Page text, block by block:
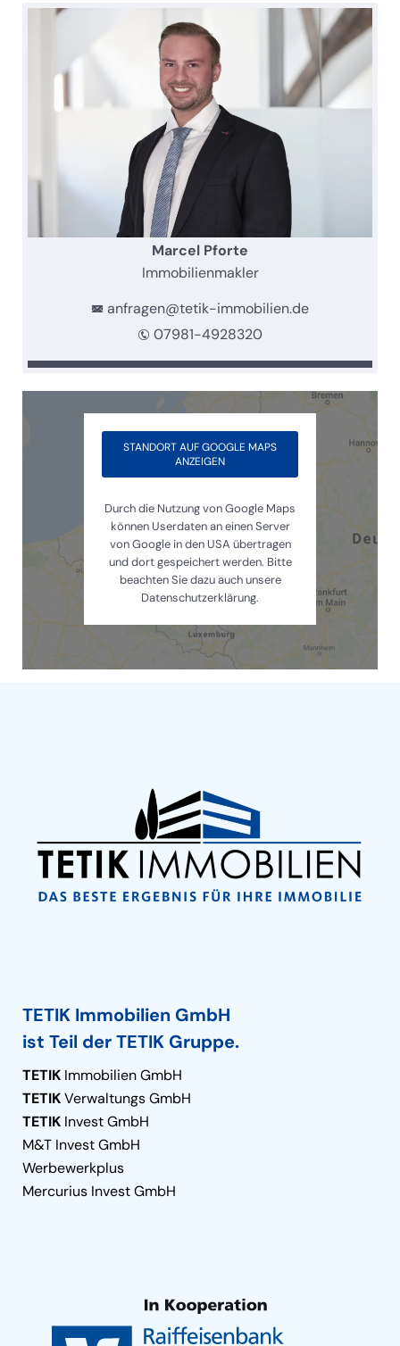
Marcel Pforte
Immobilienmakler
anfragen@tetik-immobilien.de
07981-4928320
STANDORT AUF GOOGLE MAPS
ANZEIGEN
Durch die Nutzung von Google Maps
können Userdaten an einen Server
von Google in den USA übertragen
und dort gespeichert werden. Bitte
beachten Sie dazu auch unsere
Datenschutzerklärung.
TETIK Immobilien GmbH
ist Teil der TETIK Gruppe.
TETIK Immobilien GmbH
TETIKVerwaltungs GmbH
TETIK Invest GmbH
M&T Invest GmbH
Werbewerkplus
Mercurius Invest GmbH